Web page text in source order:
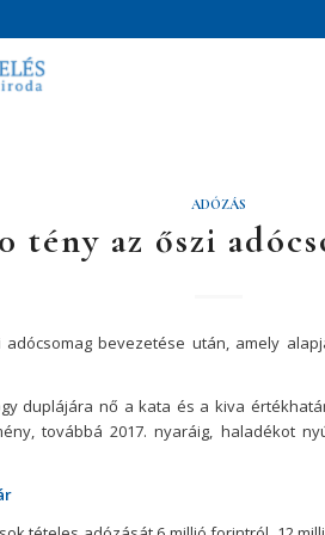
ADÓZÁS
tény az őszi
bevezetése után, amely
duplájára nő a kata és a kiva
továbbá 2017. nyaráig, haladékot